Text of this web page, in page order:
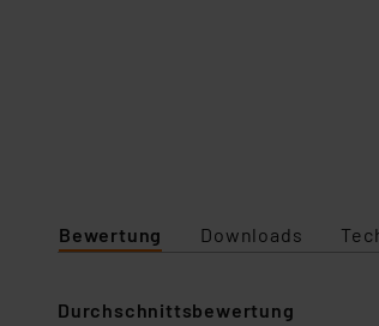
Bewertung Downloads
Durchschnittsbewertung